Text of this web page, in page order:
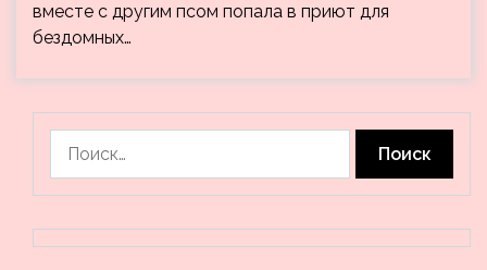
вместе с другим псом попала в приют для
бездомных…